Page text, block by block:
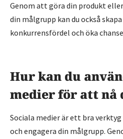
Genom att göra din produkt
din målgrupp kan du också
konkurrensfördel och öka
Hur kan du
medier för att nå
Sociala medier är ett bra
och engagera din målgrupp.